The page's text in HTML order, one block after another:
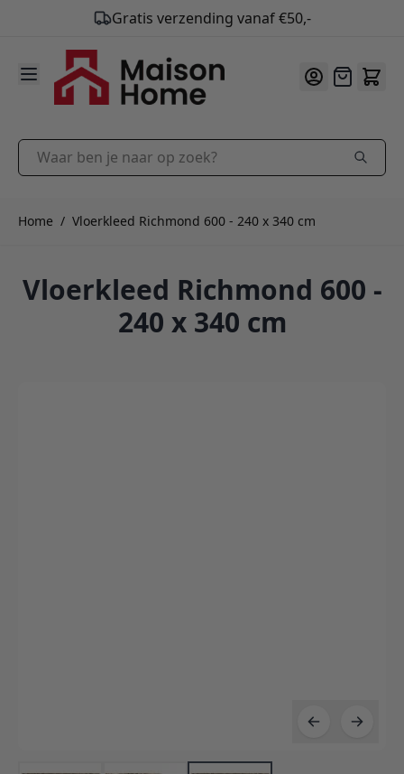
9.9/10
Ga naar de inhoud
Offerte
Waar ben je naar op zoek?
Home / Vloerkleed Richmond 600 - 240 x 340 cm
Vloerkleed Richmond 600 -
240 x 340 cm